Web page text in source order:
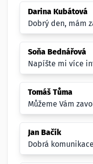
Darina Kubátová
Dobrý den, mám
Soňa Bednářová
Napíšte mi více
Tomáš Tůma
Můžeme Vám
Jan Bačík
Dobrá